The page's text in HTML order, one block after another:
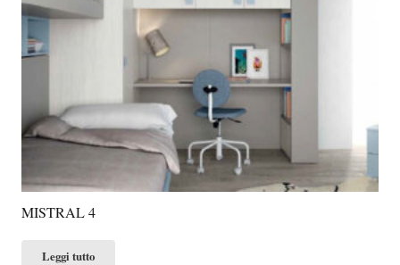
MISTRAL 4
Leggi tutto